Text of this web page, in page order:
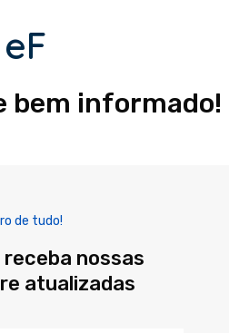
eF
bem informado!
de tudo!
nossas
atualizadas